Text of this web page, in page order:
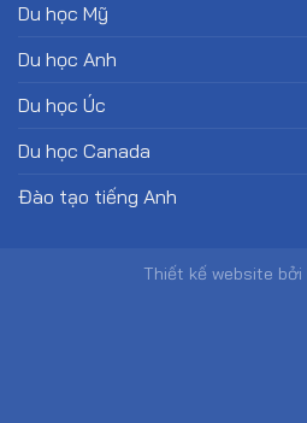
Du học Mỹ
Du học Anh
Du học Úc
Du học Canada
Đào tạo tiếng Anh
Thiết kế website bởi